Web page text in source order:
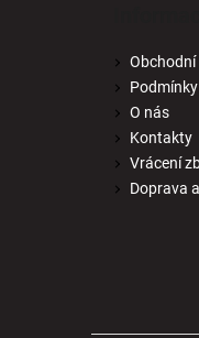
O nás
Kontakty
Vrácení
Doprava